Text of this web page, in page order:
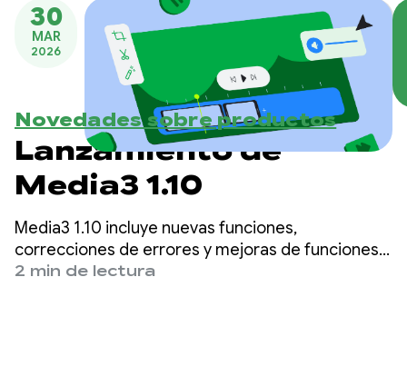
30
MAR
2026
Novedades sobre productos
Lanzamiento de
Media3 1.10
Media3 1.10 incluye nuevas funciones,
correcciones de errores y mejoras de funciones,
incluidos widgets de reproducción basados en
2 min de lectura